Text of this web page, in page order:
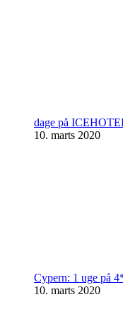
dage på
10. marts 2020
Cypern: 1 uge på
10. marts 2020